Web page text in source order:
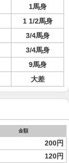
1馬身
1 1/2馬身
3/4馬身
3/4馬身
9馬身
大差
金額
200円
120円